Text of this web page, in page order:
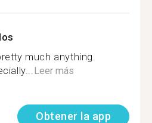
much anything.
Leer más
Obtener la app